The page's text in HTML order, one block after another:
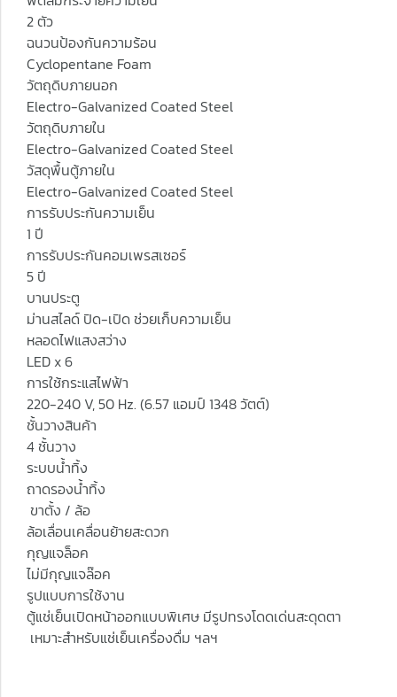
2 ตัว
ฉนวนป้องกันความร้อน
Cyclopentane Foam
วัตถุดิบภายนอก
Electro-Galvanized Coated Steel
วัตถุดิบภายใน
Electro-Galvanized Coated Steel
วัสดุพื้นตู้ภายใน
Electro-Galvanized Coated Steel
การรับประกันความเย็น
1 ปี
การรับประกันคอมเพรสเซอร์
5 ปี
บานประตู
ม่านสไลด์ ปิด-เปิด ช่วยเก็บความเย็น
หลอดไฟแสงสว่าง
LED x 6
การใช้กระแสไฟฟ้า
220-240 V, 50 Hz. (6.57 แอมป์ 1348 วัตต์)
ชั้นวางสินค้า
4 ชั้นวาง
ระบบน้ำทิ้ง
ถาดรองน้ำทิ้ง
ขาตั้ง / ล้อ
ล้อเลื่อนเคลื่อนย้ายสะดวก
กุญแจล็อค
ไม่มีกุญแจล๊อค
รูปแบบการใช้งาน
ตู้แช่เย็นเปิดหน้าออกแบบพิเศษ มีรูปทรงโดดเด่นสะดุดตา
เหมาะสำหรับแช่เย็นเครื่องดื่ม ฯลฯ